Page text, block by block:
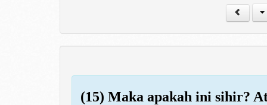
(15) Maka apakah ini sihir?